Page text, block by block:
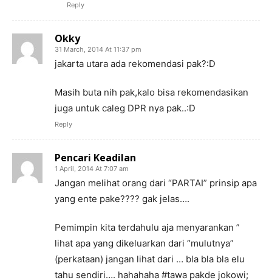
Reply
Okky
31 March, 2014 At 11:37 pm
jakarta utara ada rekomendasi pak?:D
Masih buta nih pak,kalo bisa rekomendasikan
juga untuk caleg DPR nya pak..:D
Reply
Pencari Keadilan
1 April, 2014 At 7:07 am
Jangan melihat orang dari “PARTAI” prinsip apa
yang ente pake???? gak jelas….
Pemimpin kita terdahulu aja menyarankan ”
lihat apa yang dikeluarkan dari “mulutnya”
(perkataan) jangan lihat dari … bla bla bla elu
tahu sendiri…. hahahaha #tawa pakde jokowi;